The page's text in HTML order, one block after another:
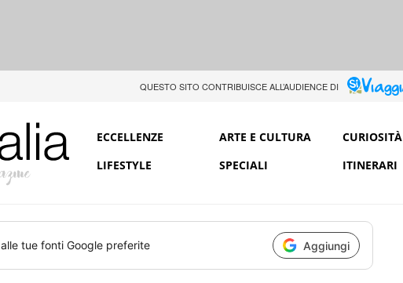
QUESTO SITO CONTRIBUISCE ALL’AUDIENCE DI
ECCELLENZE ARTE E CULTURA CURIOSITÀ
LIFESTYLE
SPECIALI ITINERARI
alle tue fonti Google preferite Aggiungi